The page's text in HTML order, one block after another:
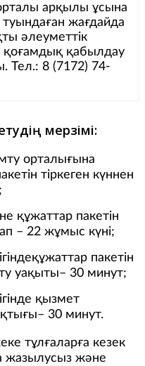
арқылы ұсына
жағдайда
әлеуметтік
қоғамдық қабылдау
Тел.: 8 (7172) 74-
мерзімі:
орталығына
тіркеген күннен
құжаттар пакетін
– 22 жұмыс күні;
пакетін
уақыты– 30 минут;
қызмет
30 минут.
тұлғаларға кезек
жазылусыз және